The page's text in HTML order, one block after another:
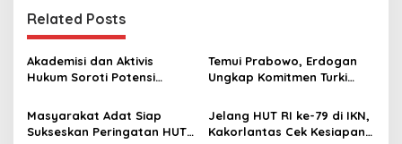
n
a
v
i
g
Related Posts
Akademisi dan Aktivis
Hukum Soroti Potensi
Wewenang dalam Revisi UU
Kejaksaan
Temui Prabowo, Erdogan
Ungkap Komitmen Turki
Perusahaan Kelas Dunia
Masyarakat Adat Siap
Sukseskan Peringatan HUT
Jelang HUT RI ke-79 di IKN,
Kakorlantas Cek Kesiapan